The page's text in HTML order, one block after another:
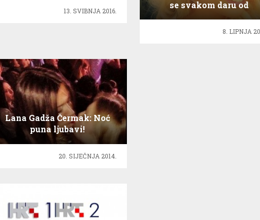
13. SVIBNJA 2016.
se svakom daru od
najmlađih obožavatelja!
8. LIPNJA
Lana Gadža Čermak: Noć
puna ljubavi!
20. SIJEČNJA 2014.